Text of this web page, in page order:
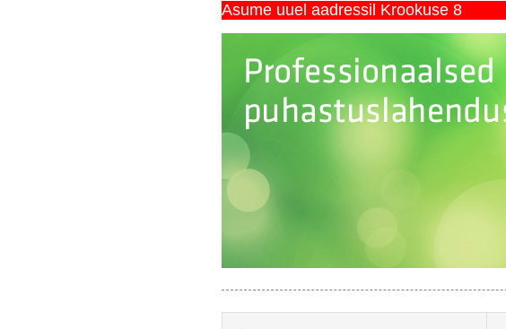
Asume uuel aadressil Krookuse 8